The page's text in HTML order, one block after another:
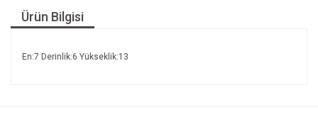
Ürün Bilgisi
En:7 Derinlik:6 Yükseklik:13